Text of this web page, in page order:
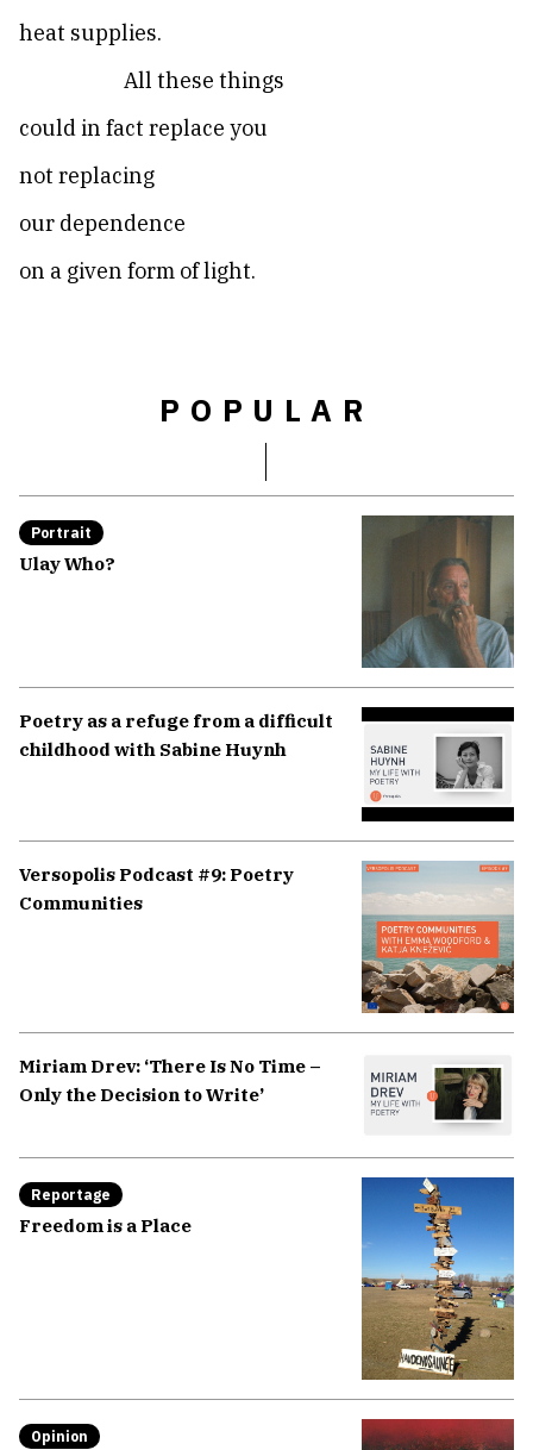
heat supplies.
All these things
could in fact replace you
not replacing
our dependence
on a given form of light.
POPULAR
Portrait
Ulay Who?
Poetry as a refuge from a difficult
childhood with Sabine Huynh
Versopolis Podcast #9: Poetry
Communities
Miriam Drev: ‘There Is No Time –
Only the Decision to Write’
Reportage
Freedom is a Place
Opinion